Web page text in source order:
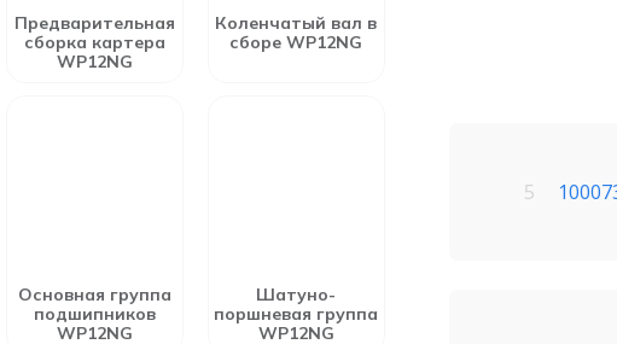
Предварительная
сборка картера
WP12NG
Коленчатый вал в
сборе WP12NG
Основная группа
подшипников
WP12NG
Шатуно-
поршневая группа
WP12NG
5